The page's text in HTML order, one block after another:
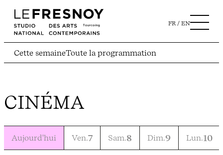
FR EN
Cette semaineToute la programmation
CINÉMA
Aujourd'hui Ven.7 Sam.8 Dim.9 Lun.10